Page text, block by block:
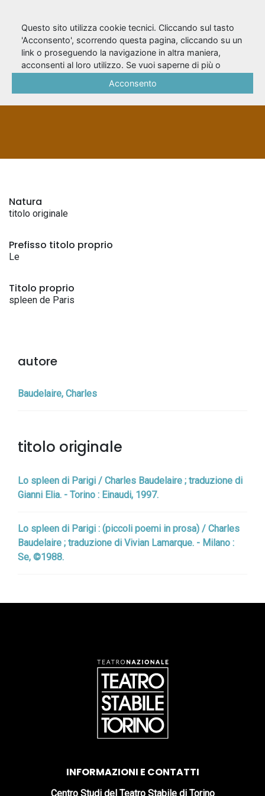
Le spleen de Paris
TITOLI ORIGINALI
Natura
titolo originale
Prefisso titolo proprio
Le
Titolo proprio
spleen de Paris
autore
Baudelaire, Charles
titolo originale
Lo spleen di Parigi / Charles Baudelaire ; traduzione di
Gianni Elia. - Torino : Einaudi, 1997.
Lo spleen di Parigi : (piccoli poemi in prosa) / Charles
Baudelaire ; traduzione di Vivian Lamarque. - Milano :
Se, ©1988.
INFORMAZIONI E CONTATTI
Centro Studi del Teatro Stabile di Torino
Questo sito utilizza cookie tecnici. Cliccando sul tasto
'Acconsento', scorrendo questa pagina, cliccando su un
link o proseguendo la navigazione in altra maniera,
acconsenti al loro utilizzo. Se vuoi saperne di più o
Acconsento